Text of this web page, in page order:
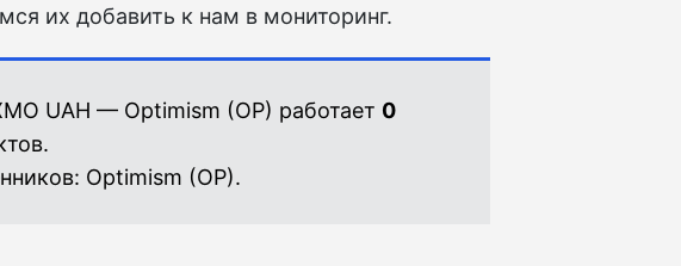
их добавить к нам в мониторинг.
UAH — Optimism (OP) работает 0
Optimism (OP).